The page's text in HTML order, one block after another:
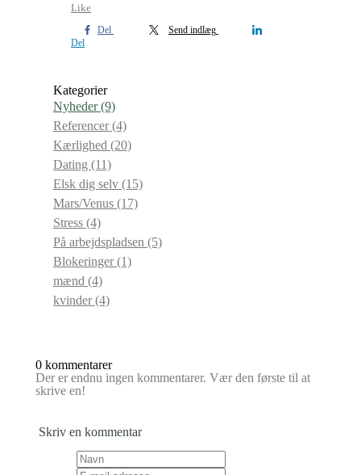
Like
Del
Send indlæg
Del
Kategorier
Nyheder(9)
Referencer(4)
Kærlighed (20)
Dating (11)
Elsk dig selv (15)
Mars/Venus (17)
Stress (4)
På arbejdspladsen (5)
Blokeringer(1)
mænd (4)
kvinder(4)
0 kommentarer
Der er endnu ingen kommentarer. Vær den første til at
skrive en!
Skriv en kommentar